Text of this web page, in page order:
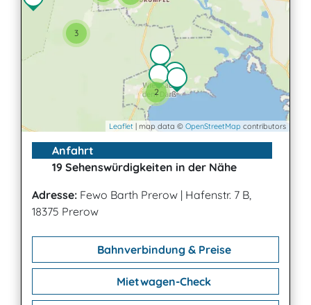
2
3
Leaflet | map data © OpenStreetMap contributors
Anfahrt
19 Sehenswürdigkeiten in der Nähe
Adresse: Fewo Barth Prerow | Hafenstr. 7 B,
18375 Prerow
Bahnverbindung & Preise
Mietwagen-Check